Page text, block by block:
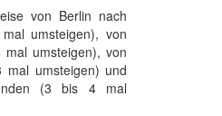
von Berlin nach
umsteigen), von
umsteigen), von
umsteigen) und
(3 bis 4 mal